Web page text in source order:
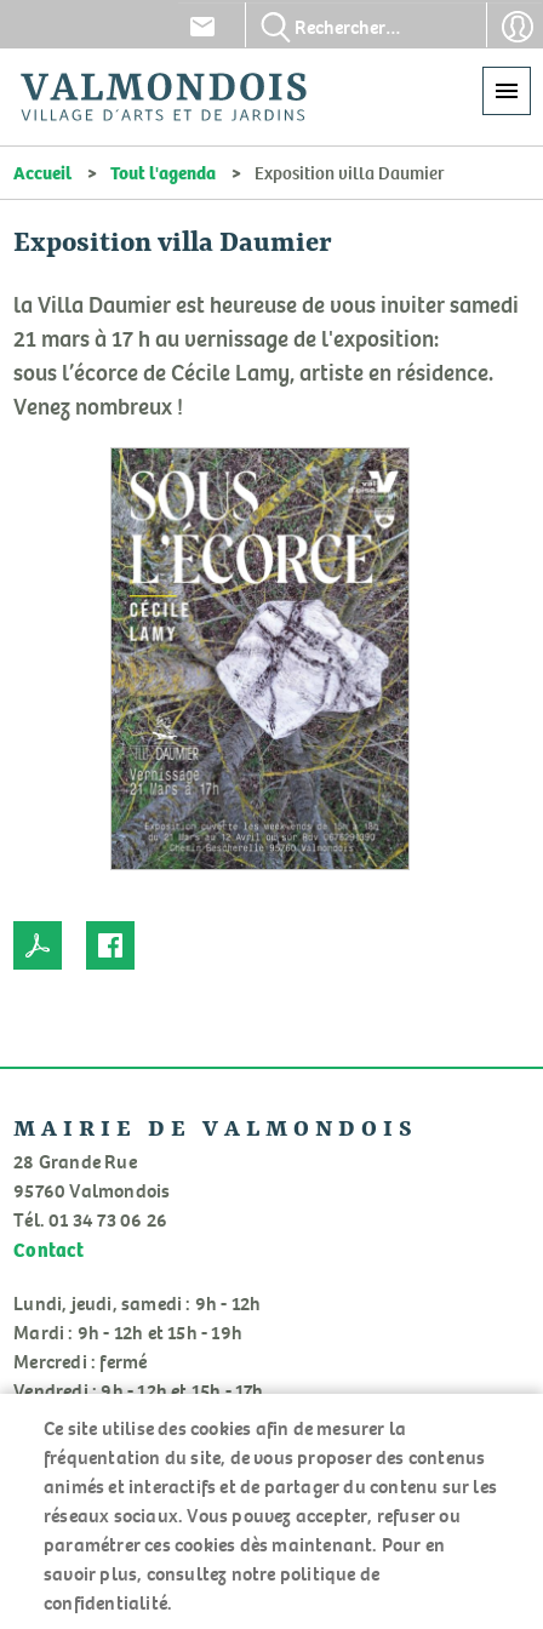
Aller
au
contenu
principal
En-
tête
-
Communication
En-
tête
-
Accueil Tout l'agenda Exposition villa Daumier
Exposition villa Daumier
la Villa Daumier est heureuse de vous inviter samedi
21 mars à 17 h au vernissage de l'exposition:
sous l’écorce de Cécile Lamy, artiste en résidence.
Venez nombreux !
MAIRIE DE VALMONDOIS
28 Grande Rue
95760 Valmondois
Tél. 01 34 73 06 26
Contact
Lundi, jeudi, samedi : 9h - 12h
Mardi : 9h - 12h et 15h - 19h
Mercredi : fermé
Vendredi : 9h - 12h et 15h - 17h
RÉSEAUX
SOCIAUX
Ce site utilise des cookies afin de mesurer la
fréquentation du site, de vous proposer des contenus
animés et interactifs et de partager du contenu sur les
réseaux sociaux. Vous pouvez accepter, refuser ou
paramétrer ces cookies dès maintenant. Pour en
savoir plus, consultez notre politique de
confidentialité.